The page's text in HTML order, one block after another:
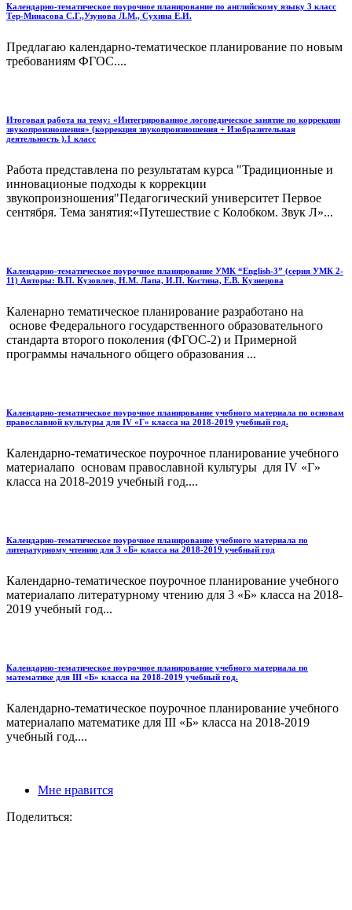
Календарно-тематическое поурочное планирование по английскому языку 3 класс
Тер-Минасова С.Г.,Узунова Л.М., Сухина Е.И.
Предлагаю календарно-тематическое планирование по новым
требованиям ФГОС....
Итоговая работа на тему: «Интегрированное логопедическое занятие по коррекции
звукопроизношения» (коррекция звукопроизношения + Изобразительная
деятельность ).1 класс
Работа представлена по результатам курса "Традиционные и
инновационые подходы к коррекции
звукопроизношения"Педагогический университет Первое
сентября. Тема занятия:«Путешествие с Колобком. Звук Л»...
Календарно-тематическое поурочное планирование УМК “English-3” (серия УМК 2-
11) Авторы: В.П. Кузовлев, Н.М. Лапа, И.П. Костина, Е.В. Кузнецова
Каленарно тематическое планирование разработано на
основе Федерального государственного образовательного
стандарта второго поколения (ФГОС-2) и Примерной
программы начального общего образования ...
Календарно-тематическое поурочное планирование учебного материала по основам
православной культуры для IV «Г» класса на 2018-2019 учебный год.
Календарно-тематическое поурочное планирование учебного
материалапо основам православной культуры для IV «Г»
класса на 2018-2019 учебный год....
Календарно-тематическое поурочное планирование учебного материала по
литературному чтению для 3 «Б» класса на 2018-2019 учебный год
Календарно-тематическое поурочное планирование учебного
материалапо литературному чтению для 3 «Б» класса на 2018-
2019 учебный год...
Календарно-тематическое поурочное планирование учебного материала по
математике для III «Б» класса на 2018-2019 учебный год.
Календарно-тематическое поурочное планирование учебного
материалапо математике для III «Б» класса на 2018-2019
учебный год....
Мне нравится
Поделиться: